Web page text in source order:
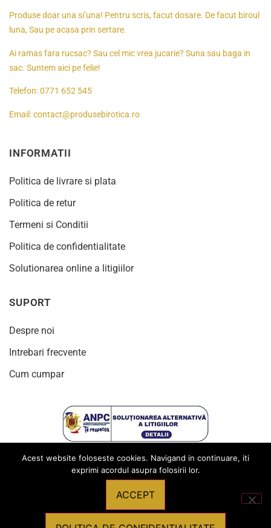
Produse doar una si’una! Pentru scris, facut dosare. De facut biroul
luna, Sau pe acasa prin sertare.
Ai ramas fara rucsac? Sau cel mic vrea jucarie? Suna sau baga in
sac. Suntem aici pe felie!
Telefon:0771 652 545
Email:contact@produsebirotica.ro
INFORMATII
Politica de livrare si plata
Politica de retur
Termeni si Conditii
Politica de confidentialitate
Solutionarea online a litigiilor
SUPORT
Despre noi
Intrebari frecvente
Cum cumpar
Acest website foloseste cookies. Navigand in continuare, iti
exprimi acordul asupra folosirii lor.
ACCEPT